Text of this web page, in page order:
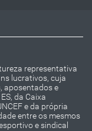
representativa
lucrativos, cuja
aposentados e
da Caixa
e da própria
entre os mesmos
e sindical